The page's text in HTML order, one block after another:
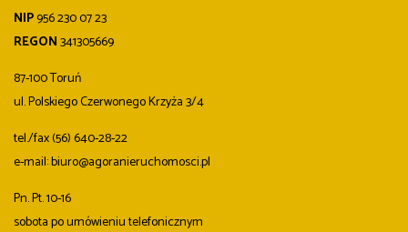
NIP956 230 07 23
REGON341305669
87-100 Toruń
ul. Polskiego Czerwonego Krzyża 3/4
tel./fax (56) 640-28-22
e-mail: biuro@agoranieruchomosci.pl
Pn. Pt. 10-16
sobota po umówieniu telefonicznym